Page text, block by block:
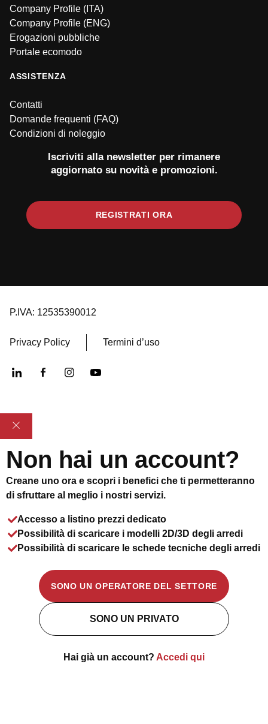
Company Profile (ITA)
Company Profile (ENG)
Erogazioni pubbliche
Portale ecomodo
ASSISTENZA
Contatti
Domande frequenti (FAQ)
Condizioni di noleggio
Iscriviti alla newsletter per rimanere
aggiornato su novità e promozioni.
REGISTRATI ORA
P.IVA: 12535390012
Privacy Policy Termini d’uso
Non hai un account?
Creane uno ora e scopri i benefici che ti permetteranno
di sfruttare al meglio i nostri servizi.
Accesso a listino prezzi dedicato
Possibilità di scaricare i modelli 2D/3D degli arredi
Possibilità di scaricare le schede tecniche degli arredi
SONO UN OPERATORE DEL SETTORE
SONO UN PRIVATO
Hai già un account? Accedi qui